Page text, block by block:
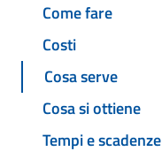
Come fare
Costi
Cosa serve
Cosa si ottiene
Tempi e scadenze